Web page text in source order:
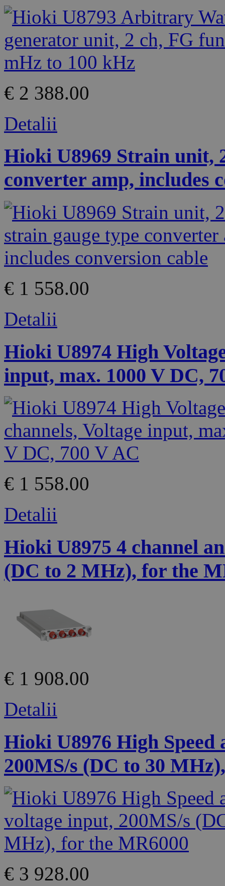
€ 2 388.00
Detalii
Hioki U8969 Strain unit,
converter amp, includes
€ 1 558.00
Detalii
Hioki U8974 High
input, max. 1000 V DC,
€ 1 558.00
Detalii
Hioki U8975 4 channel
(DC to 2 MHz), for the
€ 1 908.00
Detalii
Hioki U8976 High
200MS/s (DC to 30
€ 3 928.00